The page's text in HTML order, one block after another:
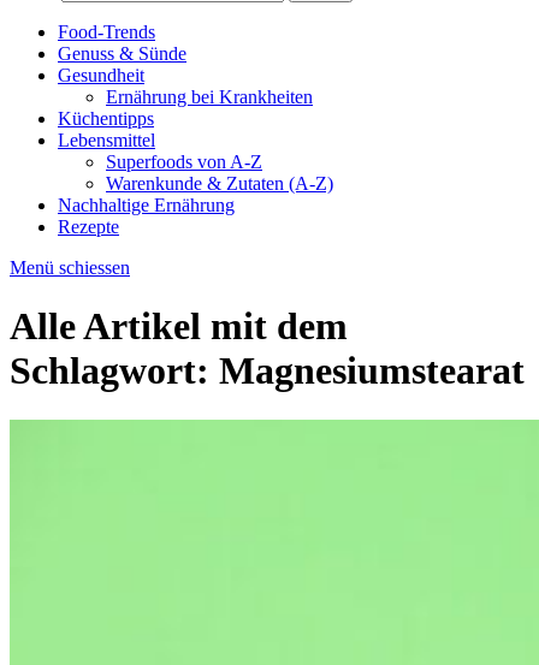
Food-Trends
Genuss & Sünde
Gesundheit
Ernährung bei Krankheiten
Küchentipps
Lebensmittel
Superfoods von A-Z
Warenkunde & Zutaten (A-Z)
Nachhaltige Ernährung
Rezepte
Menü schiessen
Alle Artikel mit dem
Schlagwort: Magnesiumstearat